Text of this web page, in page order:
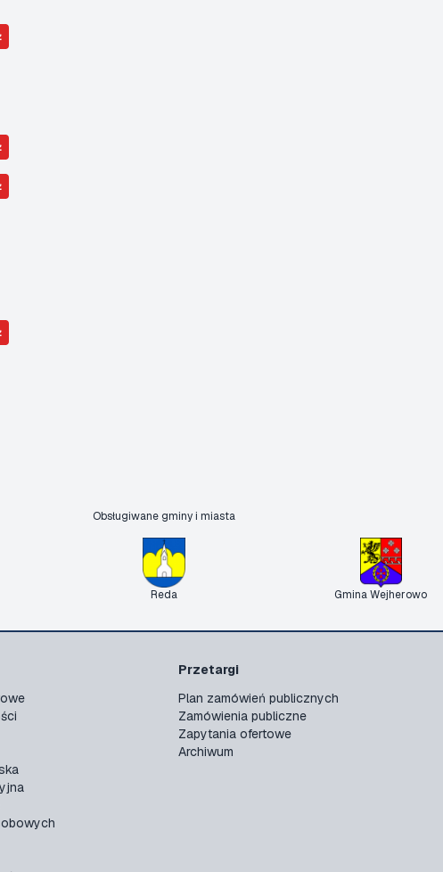
Obsługiwane gminy i miasta
Reda Gmina Wejherowo
Przetargi
Plan zamówień publicznych
Zamówienia publiczne
Zapytania ofertowe
Archiwum